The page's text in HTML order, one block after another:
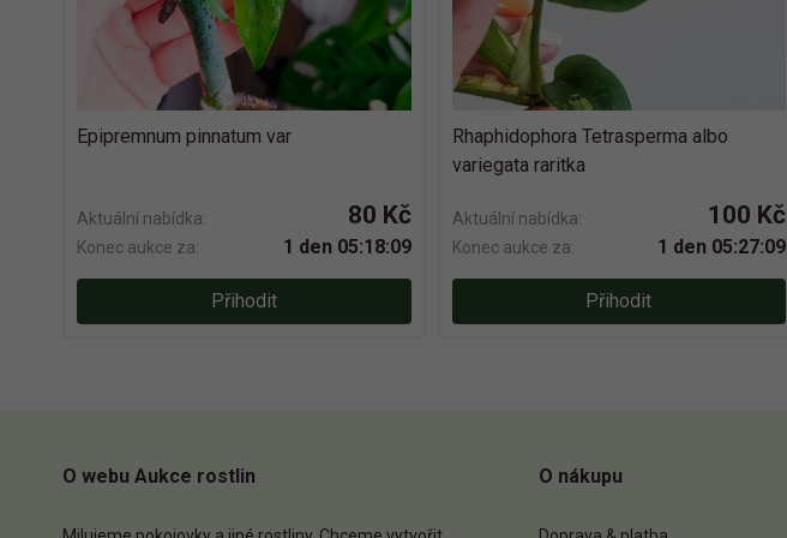
Epipremnum pinnatum var
Aktuální nabídka: 80 Kč
Konec aukce za: 1 den 05:18:08
Přihodit
Rhaphidophora Tetrasperma albo
variegata raritka
Aktuální nabídka: 100 Kč
Konec aukce za: 1 den 05:27:08
Přihodit
O webu Aukce rostlin O nákupu